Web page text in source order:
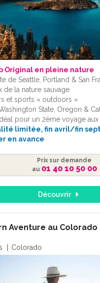
Original en pleine nature
de Seattle, Portland & San
de la nature sauvage
et sports « outdoors »
State, Oregon &
pour un 2ème voyage aux
limitée, fin avril/fin
en avance
Prix sur demande
au 01 40 10 50 00
Découvrir
Aventure au Colorado
Colorado